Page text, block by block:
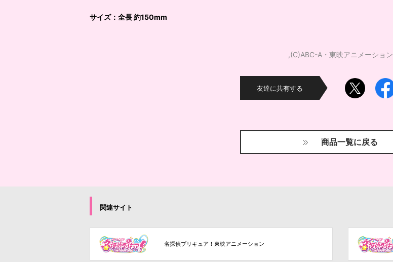
サイズ：全長 約150mm
,(C)ABC-A・東映アニメーション
友達に共有する
商品一覧に戻る
関連サイト
名探偵プリキュア！東映アニメーション